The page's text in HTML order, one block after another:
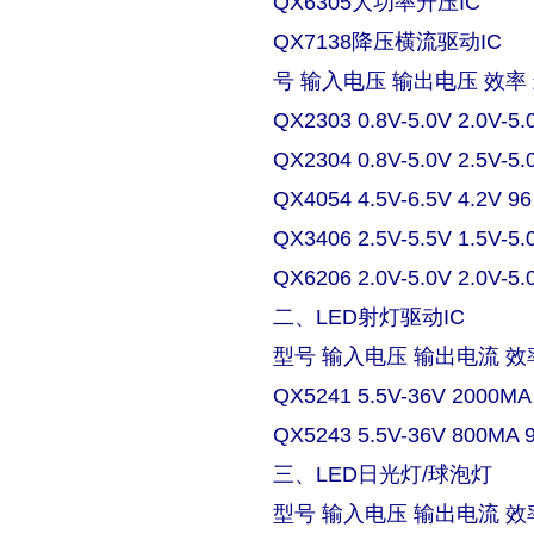
QX7138降压横流驱动IC
号 输入电压 输出电压 效率
QX2303 0.8V-5.0V 2.0V-
QX2304 0.8V-5.0V 2.5V-
QX4054 4.5V-6.5V 4.2V
QX3406 2.5V-5.5V 1.5V-
QX6206 2.0V-5.0V 2.0V-
二、LED射灯驱动IC
型号 输入电压 输出电流 效
QX5241 5.5V-36V
QX5243 5.5V-36V 800MA
三、LED日光灯/球泡灯
型号 输入电压 输出电流 效